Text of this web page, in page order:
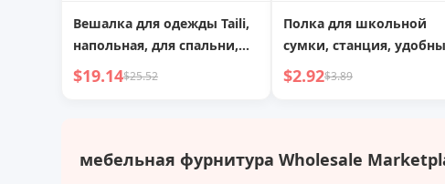
Вешалка для одежды Taili,
напольная, для спальни,
мобильная, большой
$19.14$25.52
Полка для школьной
сумки, станция,
гаджет, офисный блок,
студентов
$2.92$3.89
мебельная фурнитура Wholesale